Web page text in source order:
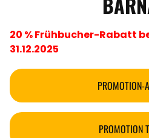
20 % Frühbucher-Rabatt
31.12.2025
PROMOTION-
PROMOTION